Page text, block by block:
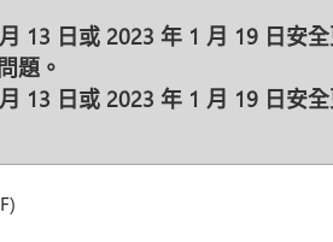
13 日或 2023 年 1 月 19 日安
題。
13 日或 2023 年 1 月 19 日安